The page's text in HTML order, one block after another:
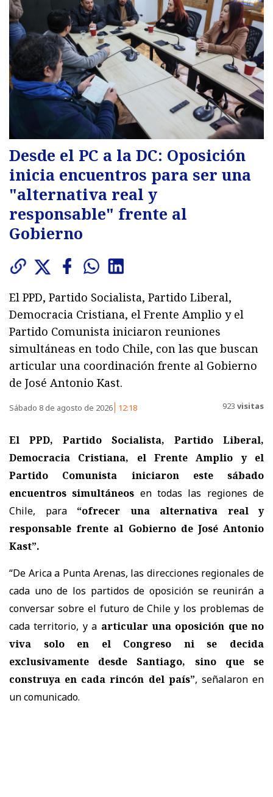
Desde el PC a la DC: Oposición
inicia encuentros para ser una
"alternativa real y
responsable" frente al
Gobierno
El PPD, Partido Socialista, Partido Liberal,
Democracia Cristiana, el Frente Amplio y el
Partido Comunista iniciaron reuniones
simultáneas en todo Chile, con las que buscan
articular una coordinación frente al Gobierno
de José Antonio Kast.
Sábado 8 de agosto de 2026 12:18 923 visitas
El PPD, Partido Socialista, Partido Liberal,
Democracia Cristiana, el Frente Amplio y el
Partido Comunista iniciaron este sábado
encuentros simultáneos en todas las regiones de
Chile, para “ofrecer una alternativa real y
responsable frente al Gobierno de José Antonio
Kast”.
“De Arica a Punta Arenas, las direcciones regionales de
cada uno de los partidos de oposición se reunirán a
conversar sobre el futuro de Chile y los problemas de
cada territorio, y a articular una oposición que no
viva solo en el Congreso ni se decida
exclusivamente desde Santiago, sino que se
construya en cada rincón del país”, señalaron en
un comunicado.